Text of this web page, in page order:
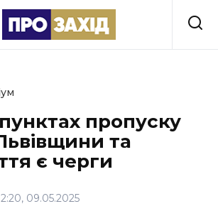
пропуску
та
є черги
09.05.2025